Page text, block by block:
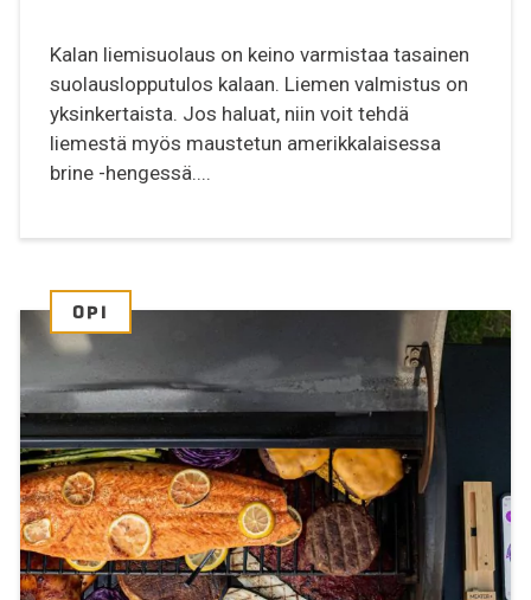
Kalan liemisuolaus on keino varmistaa tasainen
suolauslopputulos kalaan. Liemen valmistus on
yksinkertaista. Jos haluat, niin voit tehdä
liemestä myös maustetun amerikkalaisessa
brine -hengessä....
OPI